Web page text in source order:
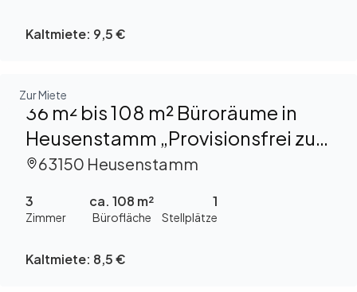
Kaltmiete: 9,5 €
Zur Miete
36 m² bis 108 m² Büroräume in
Heusenstamm „Provisionsfrei zu
vermieten
63150 Heusenstamm
3
Zimmer
ca. 108 m²
Bürofläche
1
Stellplätze
Kaltmiete: 8,5 €